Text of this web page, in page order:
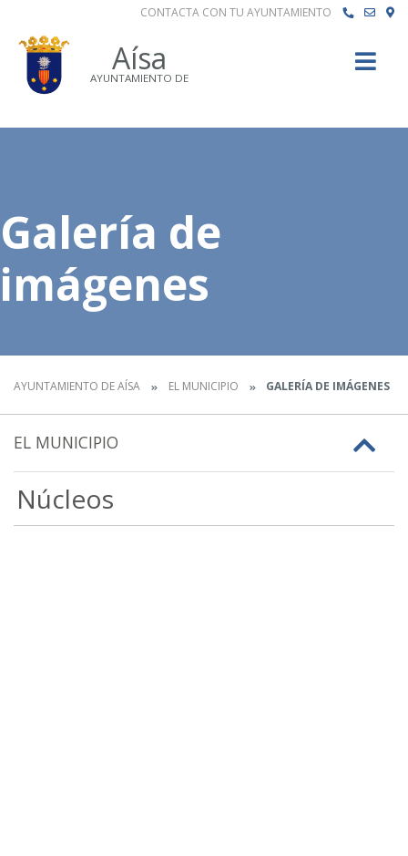
CONTACTA CON TU AYUNTAMIENTO
Aísa
AYUNTAMIENTO DE
Galería de
imágenes
AYUNTAMIENTO DE AÍSA EL MUNICIPIO GALERÍA DE IMÁGENES
EL MUNICIPIO
Núcleos